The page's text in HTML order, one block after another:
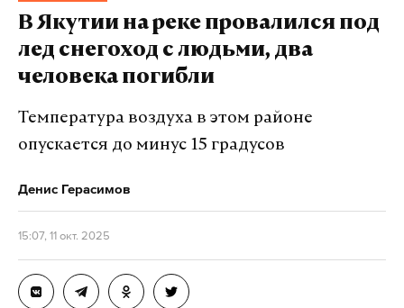
В Якутии на реке провалился под
лед снегоход с людьми, два
человека погибли
Температура воздуха в этом районе
опускается до минус 15 градусов
Денис Герасимов
15:07, 11 окт. 2025